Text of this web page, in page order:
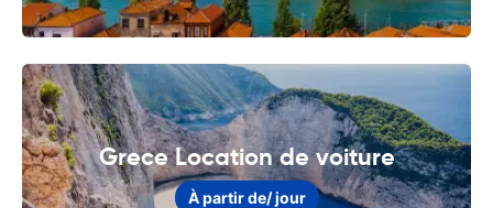
Grece Location de voiture
À partir de/ jour